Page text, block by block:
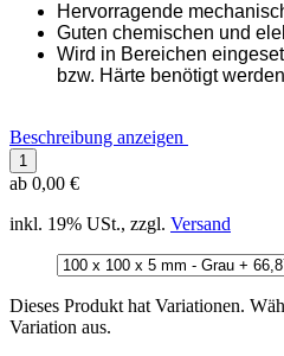
Hervorragende
Guten chemischen und
Wird in Bereichen
bzw. Härte benötigt
Beschreibung anzeigen
ab 0,00 €
inkl. 19% USt., zzgl. Versand
Dieses Produkt hat Variationen.
Variation aus.